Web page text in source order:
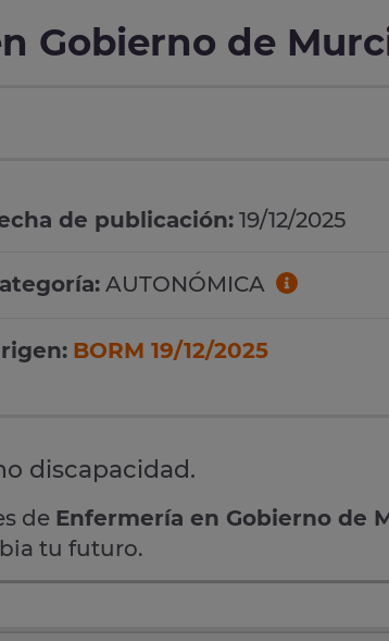
Gobierno de
de publicación: 19/12/2025
AUTONÓMICA
BORM 19/12/2025
discapacidad.
de Enfermería en Gobierno de
tu futuro.